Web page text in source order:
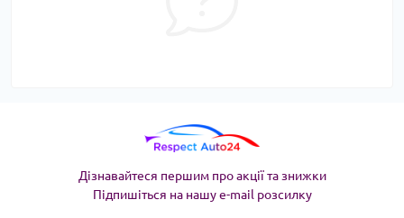
Дізнавайтеся першим про акції та знижки
Підпишіться на нашу e-mail розсилку